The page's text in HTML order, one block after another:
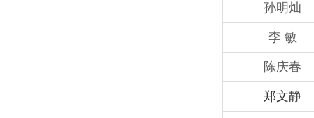
孙明灿
李 敏
陈庆春
郑文静